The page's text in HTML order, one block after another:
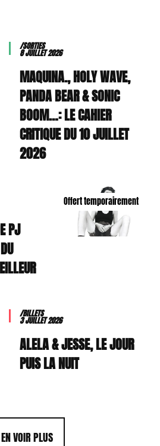
/SORTIES
8 JUILLET 2026
MAQUINA., HOLY WAVE,
PANDA BEAR & SONIC
BOOM…: LE CAHIER
CRITIQUE DU 10 JUILLET
2026
Offert temporairement
PJ
/BILLETS
3 JUILLET 2026
ALELA & JESSE, LE JOUR
PUIS LA NUIT
EN VOIR PLUS